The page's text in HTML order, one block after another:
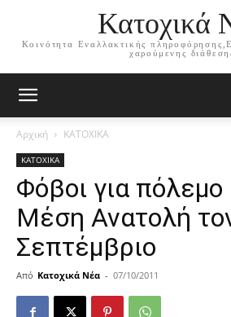
Κατοχικά
Κοινότητα Εναλλακτικής
χαρούμενης
Αρχική ΚΑΤΟΧΙΚΑ
ΚΑΤΟΧΙΚΑ
Φόβοι για πόλεμο
Μέση Ανατολή
Σεπτέμβριο
Από Κατοχικά Νέα - 07/10/2011